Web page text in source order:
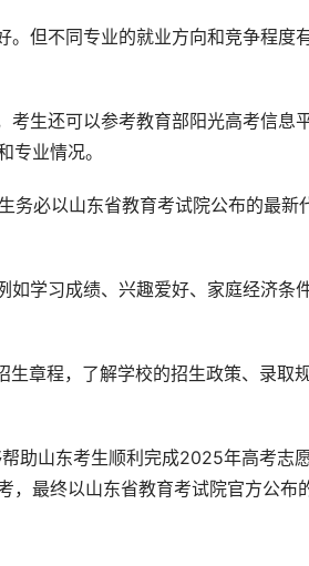
。但不同专业的就业方向和竞争程度
考生还可以参考教育部阳光高考信息
业情况。
务必以山东省教育考试院公布的最新
如学习成绩、兴趣爱好、家庭经济条
章程，了解学校的招生政策、录取
，最终以山东省教育考试院官方公布